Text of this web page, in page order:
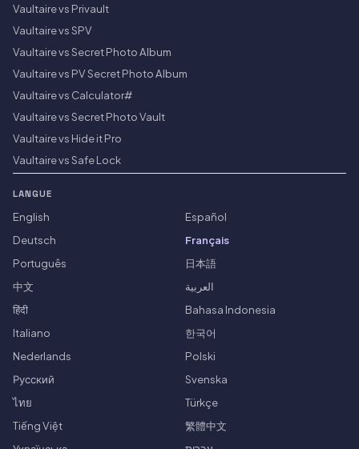
Vaultaire vs Privault
Vaultaire vs SPV
Vaultaire vs Secret Photo Album
Vaultaire vs PV Secret Photo Album
Vaultaire vs Calculator#
Vaultaire vs Secret Photo Vault
Vaultaire vs Hide it Pro
Vaultaire vs Safe Lock
LANGUE
English
Español
Deutsch
Français
Português
日本語
中文
العربية
हिंदी
Bahasa Indonesia
Italiano
한국어
Nederlands
Polski
Русский
Svenska
ไทย
Türkçe
Tiếng Việt
繁體中文